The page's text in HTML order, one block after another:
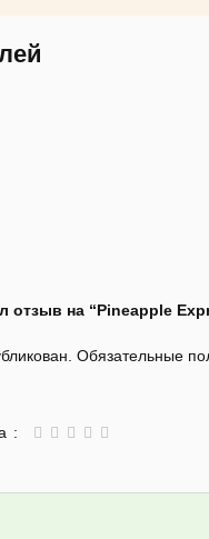
отзыв на “Pineapple
Обязательные